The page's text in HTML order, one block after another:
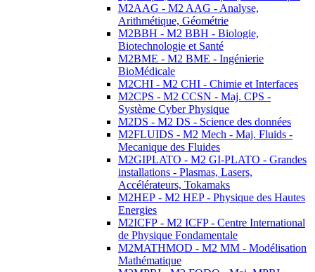
M2AAG - M2 AAG - Analyse,
Arithmétique, Géométrie
M2BBH - M2 BBH - Biologie,
Biotechnologie et Santé
M2BME - M2 BME - Ingénierie
BioMédicale
M2CHI - M2 CHI - Chimie et Interfaces
M2CPS - M2 CCSN - Maj. CPS -
Système Cyber Physique
M2DS - M2 DS - Science des données
M2FLUIDS - M2 Mech - Maj. Fluids -
Mecanique des Fluides
M2GIPLATO - M2 GI-PLATO - Grandes
installations - Plasmas, Lasers,
Accélérateurs, Tokamaks
M2HEP - M2 HEP - Physique des Hautes
Energies
M2ICFP - M2 ICFP - Centre International
de Physique Fondamentale
M2MATHMOD - M2 MM - Modélisation
Mathématique